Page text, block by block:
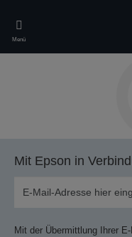
main
content
Menü
Mit Epson in
Mit der Übermittlung Ihrer